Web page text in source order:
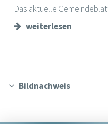
Das aktuelle
weiterlesen
Bildnachweis